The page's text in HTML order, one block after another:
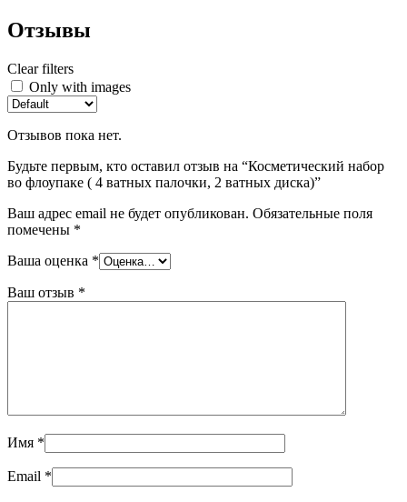
Отзывы
Clear filters
Only with images
Отзывов пока нет.
Будьте первым, кто оставил отзыв на “Косметический набор
во флоупаке ( 4 ватных палочки, 2 ватных диска)”
Ваш адрес email не будет опубликован. Обязательные поля
помечены *
Ваша оценка *
Ваш отзыв *
Имя *
Email *